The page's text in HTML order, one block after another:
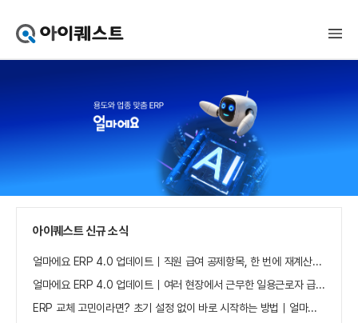
퀘
얼
마
가
기
아이퀘스트 신규 소식
얼마에요 ERP 4.0 업데이트｜직원 급여 공제항목, 한 번에 재계산하세요
얼마에요 ERP 4.0 업데이트｜여러 현장에서 근무한 일용근로자 급여, 현장별로 선택 수집하세요
ERP 교체 고민이라면? 초기 설정 없이 바로 시작하는 방법｜얼마에요 ERP